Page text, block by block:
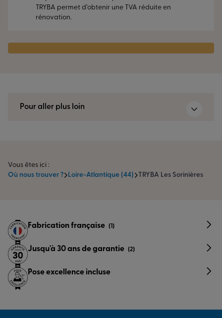
menuiseries sur mesure, pensées pour durer.
TRYBA permet d’obtenir une TVA réduite en
rénovation.
Pour aller plus loin
Vous êtes ici :
Où nous trouver ?
Loire-Atlantique (44) TRYBA Les Sorinières
Fabrication française (1)
Jusqu'à 30 ans de garantie (2)
Pose excellence incluse